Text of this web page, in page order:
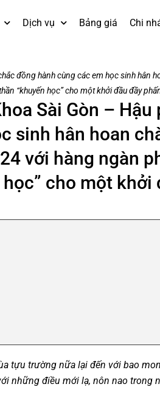
Dịch vụ Bảng giá Chi
đồng hành cùng các em học sinh hân
“khuyến học” cho một khởi đầu đầy
Sài Gòn – Hậu
sinh hân hoan
với hàng ngàn
cho một khởi
tựu trường nữa lại đến với bao
những điều mới lạ, nôn nao trong